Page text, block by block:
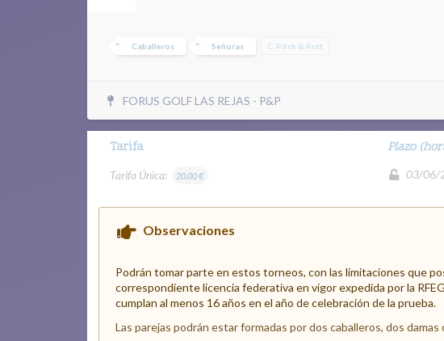
Caballeros Señoras C. Pitch & Putt
FORUS GOLF LAS REJAS - P&P
Tarifa
Tarifa Única: 20.00 €
Plazo
03/06/
Observaciones
Podrán tomar parte en estos torneos, con las limitaciones que
correspondiente licencia federativa en vigor expedida por la
cumplan al menos 16 años en el año de celebración de la prueba.
Las parejas podrán estar formadas por dos caballeros, dos damas